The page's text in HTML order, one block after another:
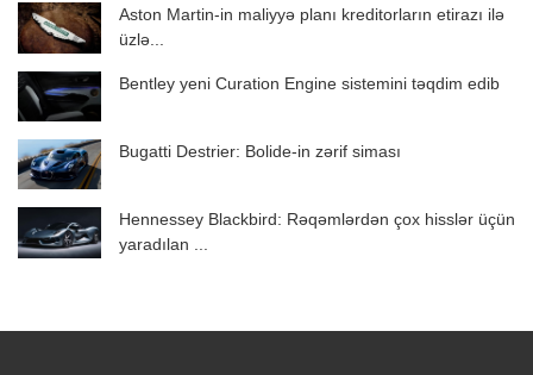
Aston Martin-in maliyyə planı kreditorların etirazı ilə
üzlə...
Bentley yeni Curation Engine sistemini təqdim edib
Bugatti Destrier: Bolide-in zərif siması
Hennessey Blackbird: Rəqəmlərdən çox hisslər üçün
yaradılan ...